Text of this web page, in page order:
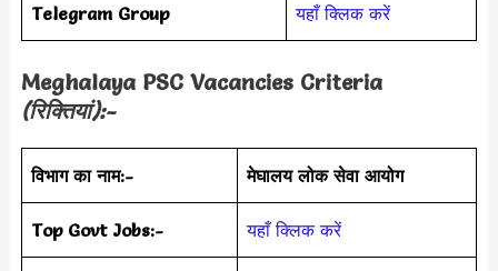
Telegram Group यहाँ क्लिक करें
Meghalaya PSC Vacancies Criteria
(रिक्तियां):-
विभाग का नाम:- मेघालय लोक सेवा आयोग
Top Govt Jobs:- यहाँ क्लिक करें